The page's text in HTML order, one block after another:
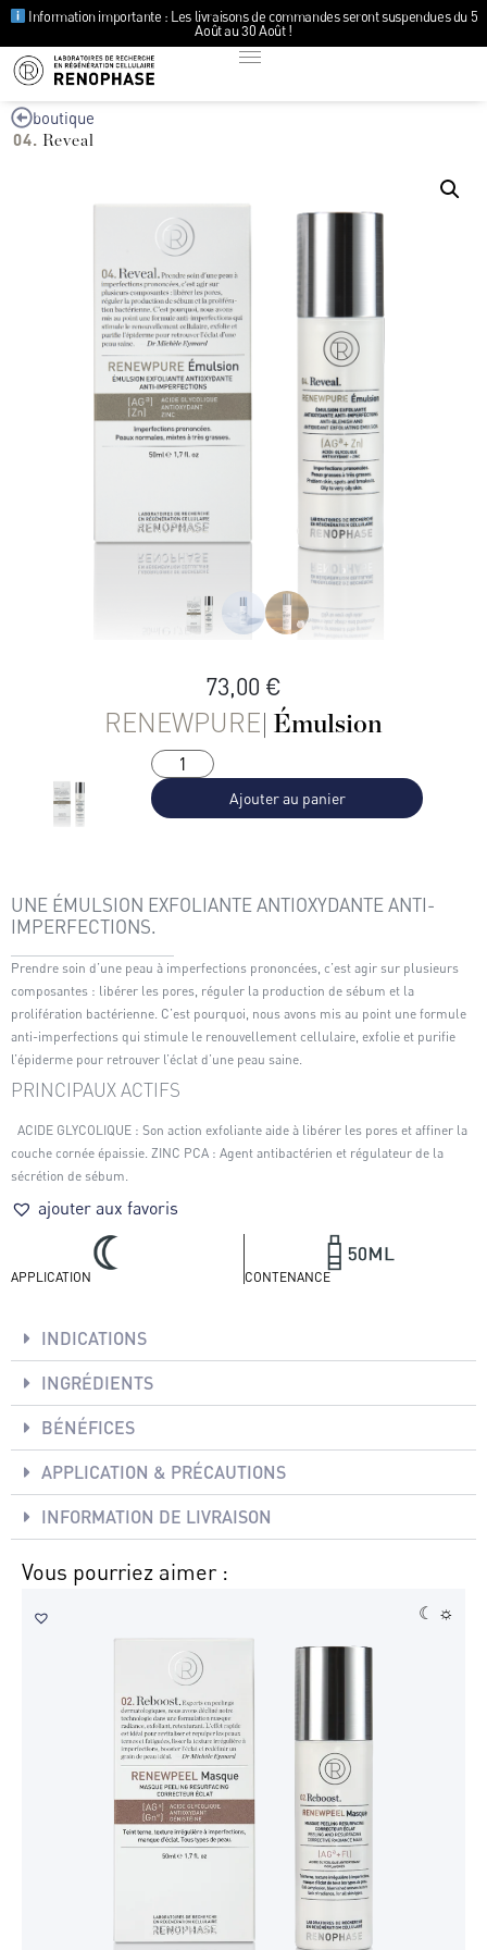
Information importante : Les livraisons de commandes seront suspendues du 5
Août au 30 Août !
boutique
04. Reveal
73,00 €
RENEWPURE | Émulsion
Ajouter au panier
UNE ÉMULSION EXFOLIANTE ANTIOXYDANTE ANTI-
IMPERFECTIONS.
Prendre soin d’une peau à imperfections prononcées, c’est agir sur plusieurs
composantes : libérer les pores, réguler la production de sébum et la
prolifération bactérienne. C’est pourquoi, nous avons mis au point une formule
anti-imperfections qui stimule le renouvellement cellulaire, exfolie et purifie
l’épiderme pour retrouver l’éclat d’une peau saine.
PRINCIPAUX ACTIFS
ACIDE GLYCOLIQUE : Son action exfoliante aide à libérer les pores et affiner la
couche cornée épaissie. ZINC PCA : Agent antibactérien et régulateur de la
sécrétion de sébum.
ajouter aux favoris
APPLICATION CONTENANCE
INDICATIONS
INGRÉDIENTS
BÉNÉFICES
APPLICATION & PRÉCAUTIONS
INFORMATION DE LIVRAISON
Vous pourriez aimer :
☾ ☼